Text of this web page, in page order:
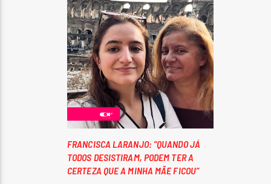
FRANCISCA LARANJO: “QUANDO JÁ
TODOS DESISTIRAM, PODEM TER A
CERTEZA QUE A MINHA MÃE FICOU”